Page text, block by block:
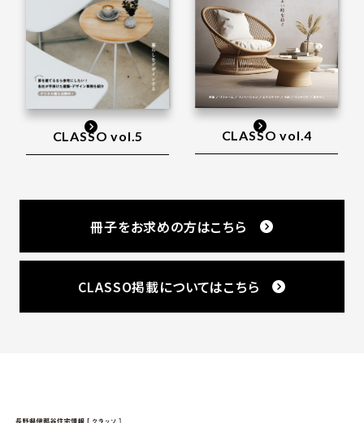
CLASSO vol.5 CLASSO vol.4
冊子をお求めの方はこちら
CLASSO掲載についてはこちら